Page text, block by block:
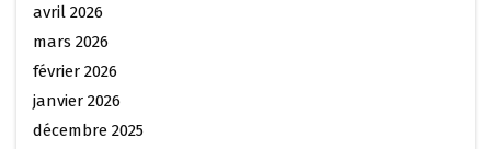
avril 2026
mars 2026
février 2026
janvier 2026
décembre 2025